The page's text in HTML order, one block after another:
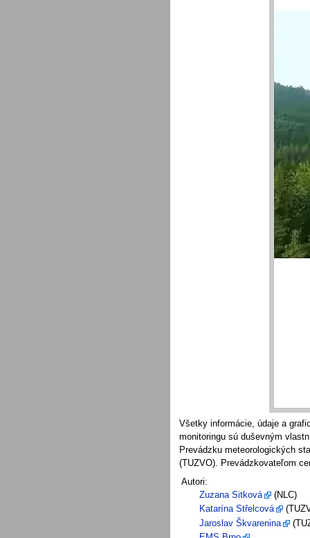
Všetky informácie, údaje a
monitoringu sú duševným
Prevádzku meteorologických
(TUZVO). Prevádzkovateľom
Autori:
Zuzana Sitková
(NLC)
Katarína Střelcová
Jaroslav Škvarenina